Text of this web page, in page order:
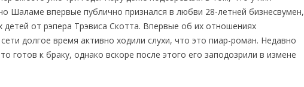
Шаламе впервые публично признался в любви 28-летней бизнесвумен,
детей от рэпера Трэвиса Скотта. Впервые об их отношениях
долгое время активно ходили слухи, что это пиар-роман. Недавно
готов к браку, однако вскоре после этого его заподозрили в измене